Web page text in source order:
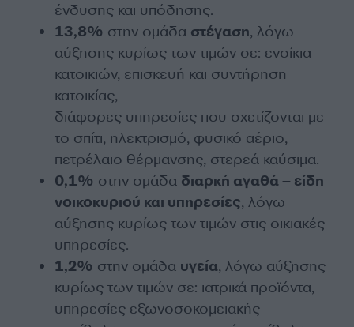
ένδυσης και υπόδησης.
13,8% στην ομάδα στέγαση, λόγω
αύξησης κυρίως των τιμών σε: ενοίκια
κατοικιών, επισκευή και συντήρηση
κατοικίας,
διάφορες υπηρεσίες που σχετίζονται με
το σπίτι, ηλεκτρισμό, φυσικό αέριο,
πετρέλαιο θέρμανσης, στερεά καύσιμα.
0,1% στην ομάδα διαρκή αγαθά – είδη
νοικοκυριού και υπηρεσίες, λόγω
αύξησης κυρίως των τιμών στις οικιακές
υπηρεσίες.
1,2% στην ομάδα υγεία, λόγω αύξησης
κυρίως των τιμών σε: ιατρικά προϊόντα,
υπηρεσίες εξωνοσοκομειακής